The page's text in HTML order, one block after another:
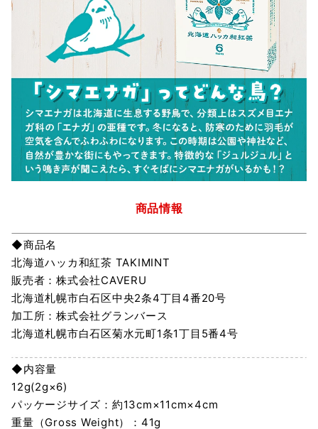
商品情報
◆商品名
北海道ハッカ和紅茶 TAKIMINT
販売者：株式会社CAVERU
北海道札幌市白石区中央2条4丁目4番20号
加工所：株式会社グランバース
北海道札幌市白石区菊水元町1条1丁目5番4号
◆内容量
12g(2g×6)
パッケージサイズ：約13cm×11cm×4cm
重量（Gross Weight）：41g